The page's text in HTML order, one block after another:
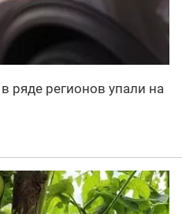
ряде регионов упали на